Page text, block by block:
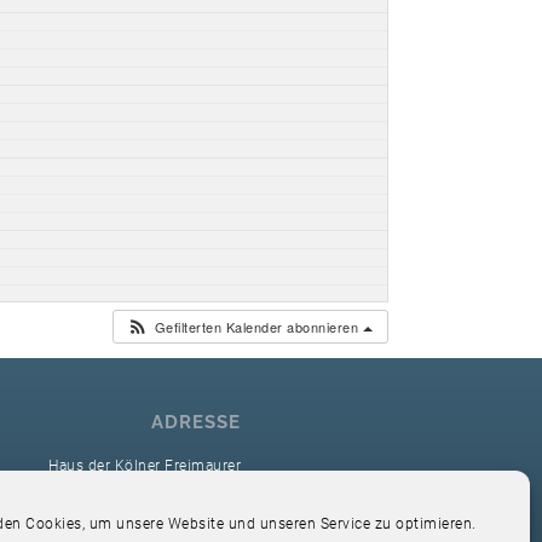
Cookies, um unsere Website und unseren Service zu optimieren.
Gefilterten Kalender abonnieren
ADRESSE
Haus der Kölner Freimaurer
Hardefuststr. 9